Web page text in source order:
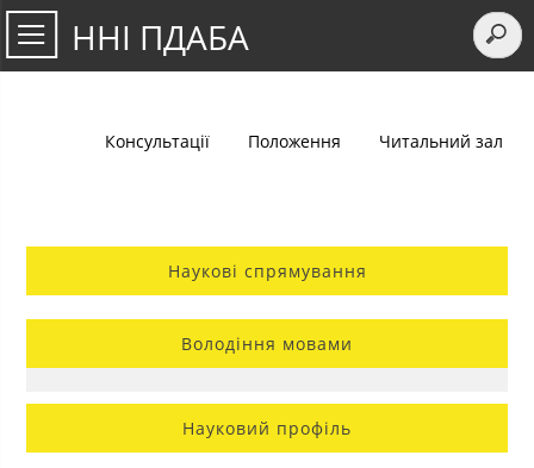
ННІ ПДАБА
Консультації Положення Читальний зал
Наукові спрямування
Володіння мовами
Науковий профіль